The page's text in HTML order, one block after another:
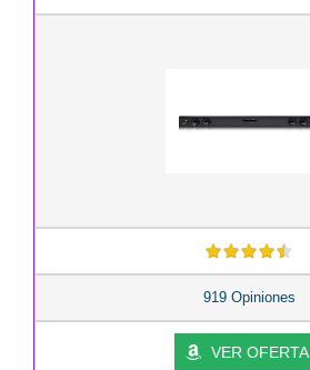
919 Opiniones
VER OFERTA